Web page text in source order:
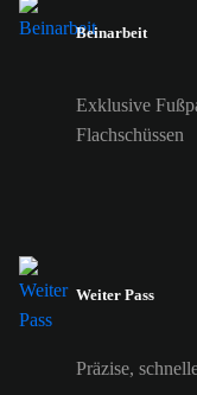
Beinarbeit
Exklusive
Flachschüssen
Weiter Pass
Präzise,